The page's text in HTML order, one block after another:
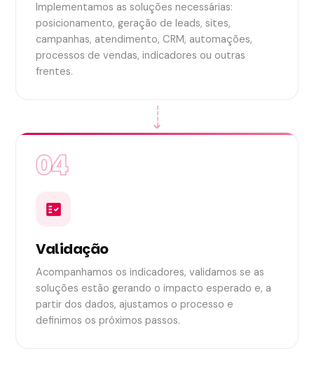
Implementamos as soluções necessárias:
posicionamento, geração de leads, sites,
campanhas, atendimento, CRM, automações,
processos de vendas, indicadores ou outras
frentes.
04
fact_check
Validação
Acompanhamos os indicadores, validamos se as
soluções estão gerando o impacto esperado e, a
partir dos dados, ajustamos o processo e
definimos os próximos passos.
chevron_right